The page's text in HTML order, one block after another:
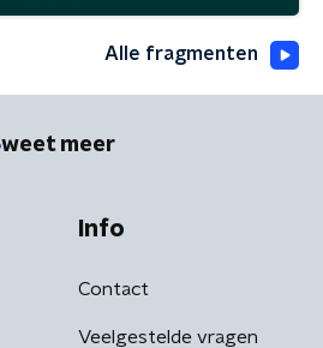
Alle fragmenten
weet meer
Info
Contact
Veelgestelde vragen